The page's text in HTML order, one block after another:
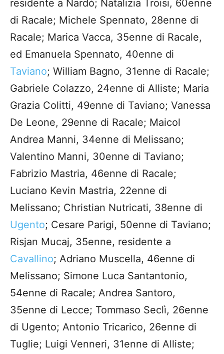
residente a Nardò; Natalizia Troisi, 60enne
di Racale; Michele Spennato, 28enne di
Racale; Marica Vacca, 35enne di Racale,
ed Emanuela Spennato, 40enne di
Taviano; William Bagno, 31enne di Racale;
Gabriele Colazzo, 24enne di Alliste; Maria
Grazia Colitti, 49enne di Taviano; Vanessa
De Leone, 29enne di Racale; Maicol
Andrea Manni, 34enne di Melissano;
Valentino Manni, 30enne di Taviano;
Fabrizio Mastria, 46enne di Racale;
Luciano Kevin Mastria, 22enne di
Melissano; Christian Nutricati, 38enne di
Ugento; Cesare Parigi, 50enne di Taviano;
Risjan Mucaj, 35enne, residente a
Cavallino; Adriano Muscella, 46enne di
Melissano; Simone Luca Santantonio,
54enne di Racale; Andrea Santoro,
35enne di Lecce; Tommaso Seclì, 26enne
di Ugento; Antonio Tricarico, 26enne di
Tuglie; Luigi Venneri, 31enne di Alliste;